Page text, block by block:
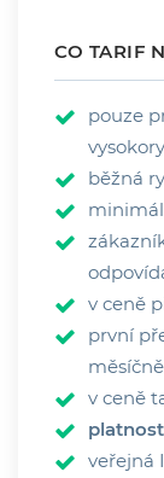
CO TARIF
pouze
běžná
v ceně
první
měsíčně
v ceně
veřejná